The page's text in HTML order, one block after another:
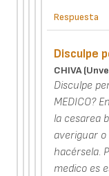
Respuesta
Disculpe
CHIVA
Disculpe
MEDICO?
la cesarea
averiguar
hacérsela.
medico es